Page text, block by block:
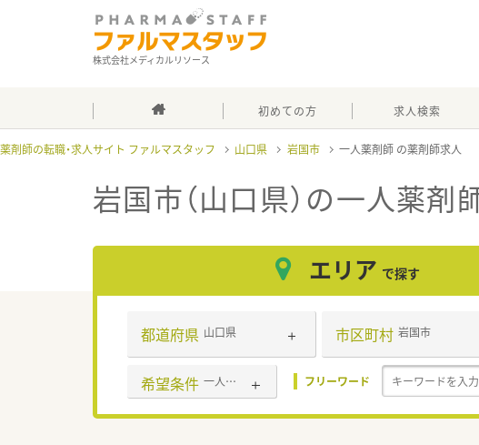
株式会社メディカルリソース
初めての方 求人検索
薬剤師の転職・求人サイト ファルマスタッフ 山口県 岩国市 一人薬剤師
岩国市（山口県）の一人薬剤
エリア で探す
都道府県 山口県 市区町村 岩国市
希望条件 一人薬剤師 フリーワード